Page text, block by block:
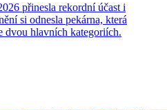
přinesla rekordní účast i
si odnesla pekárna, která
dvou hlavních kategoriích.